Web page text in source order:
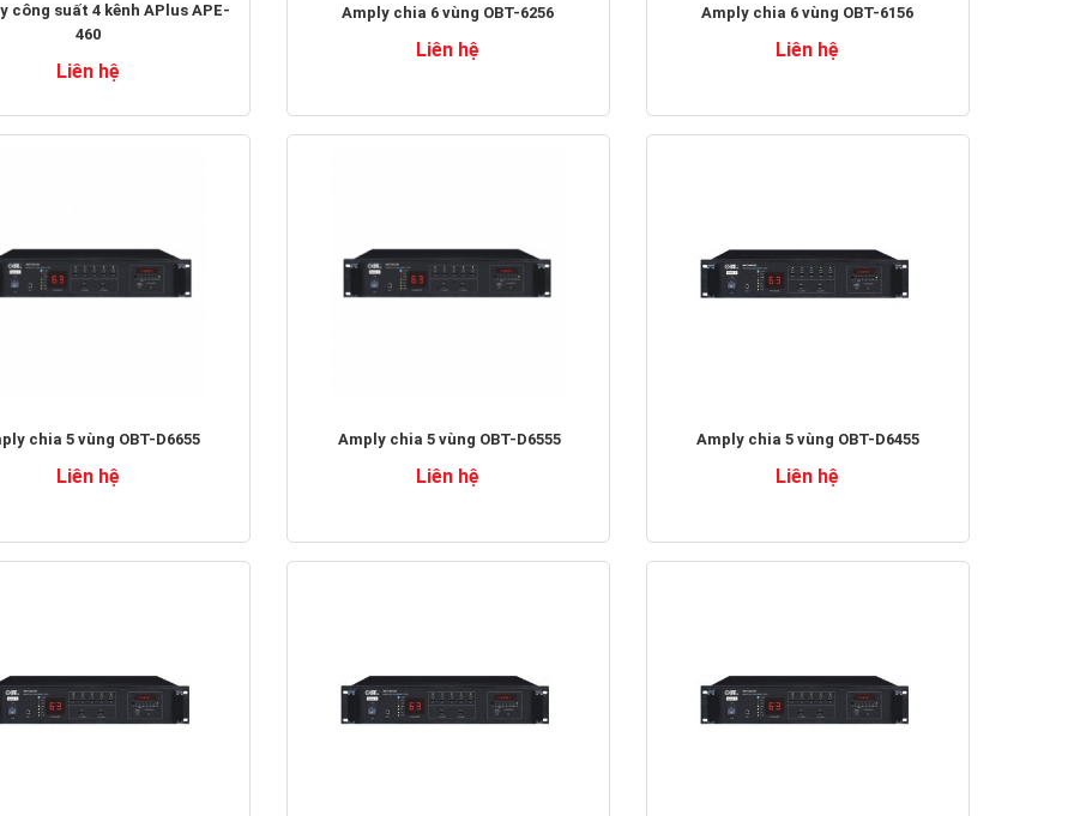
công suất 4 kênh APlus APE-
460
Liên hệ
Amply chia 6 vùng OBT-6256
Liên hệ
Amply chia 6 vùng OBT-6156
Liên hệ
chia 5 vùng OBT-D6655
Liên hệ
Amply chia 5 vùng OBT-D6555
Liên hệ
Amply chia 5 vùng OBT-D6455
Liên hệ